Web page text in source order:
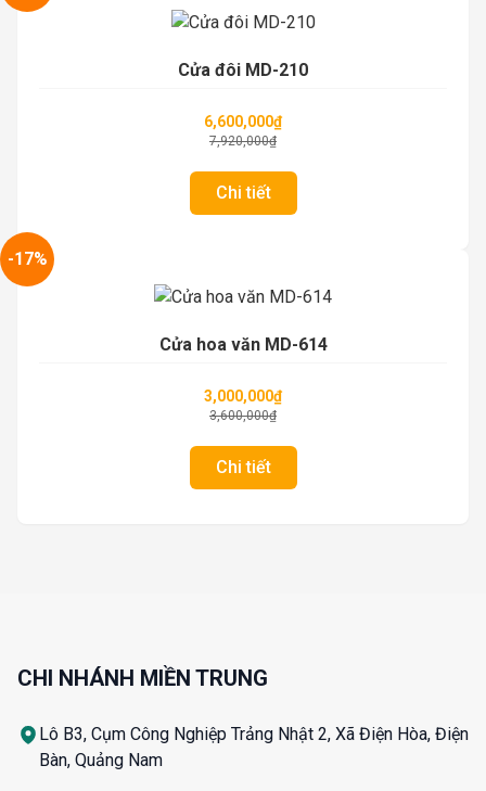
Cửa đôi MD-210
6,600,000₫
7,920,000₫
Chi tiết
-17%
Cửa hoa văn MD-614
3,000,000₫
3,600,000₫
Chi tiết
CHI NHÁNH MIỀN TRUNG
Lô B3, Cụm Công Nghiệp Trảng Nhật 2, Xã Điện Hòa, Điện
Bàn, Quảng Nam